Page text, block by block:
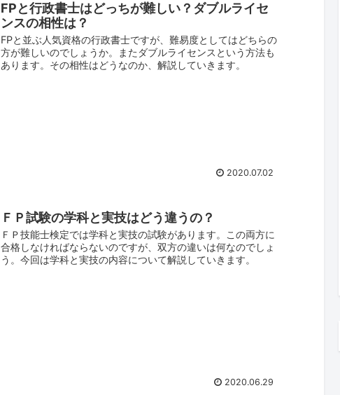
FPと行政書士はどっちが難しい？ダブルライセ
ンスの相性は？
FPと並ぶ人気資格の行政書士ですが、難易度としてはどちらの
方が難しいのでしょうか。またダブルライセンスという方法も
あります。その相性はどうなのか、解説していきます。
2020.07.02
ＦＰ試験の学科と実技はどう違うの？
ＦＰ技能士検定では学科と実技の試験があります。この両方に
合格しなければならないのですが、双方の違いは何なのでしょ
う。今回は学科と実技の内容について解説していきます。
2020.06.29